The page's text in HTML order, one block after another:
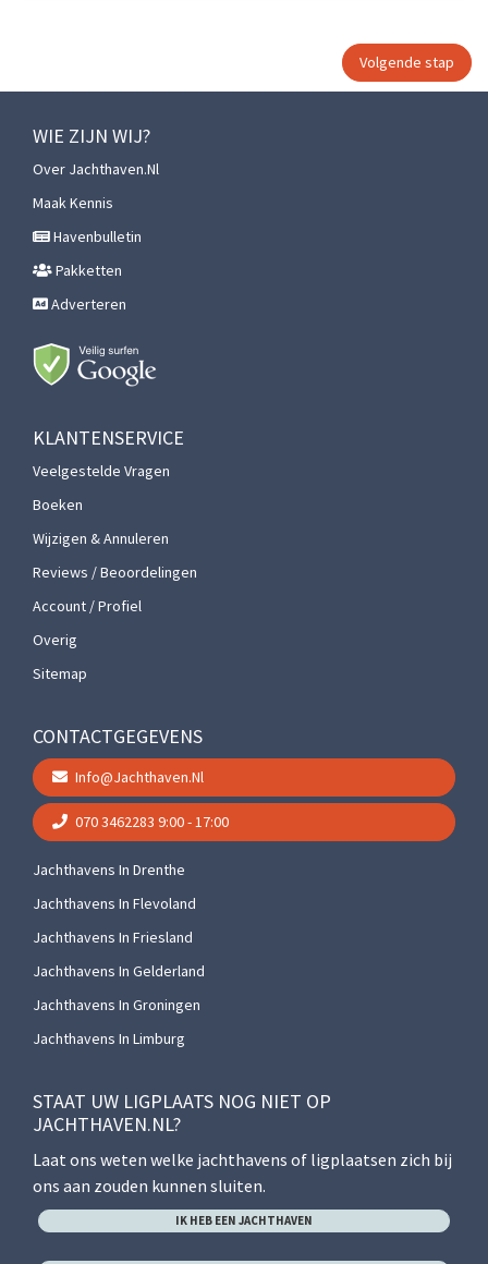
WIE ZIJN WIJ?
Over Jachthaven.nl
Maak Kennis
Havenbulletin
Pakketten
Adverteren
KLANTENSERVICE
Veelgestelde Vragen
Boeken
Wijzigen & Annuleren
Reviews / Beoordelingen
Account / Profiel
Overig
Sitemap
CONTACTGEGEVENS
Info@jachthaven.nl
070 3462283 9:00 - 17:00
Jachthavens In Drenthe
Jachthavens In Flevoland
Jachthavens In Friesland
Jachthavens In Gelderland
Jachthavens In Groningen
Jachthavens In Limburg
STAAT UW LIGPLAATS NOG NIET OP
JACHTHAVEN.NL?
Laat ons weten welke jachthavens of ligplaatsen zich bij
ons aan zouden kunnen sluiten.
IK HEB EEN JACHTHAVEN